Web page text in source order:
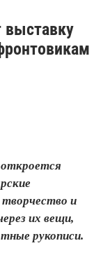
выставку
откроется
и
их вещи,
рукописи.